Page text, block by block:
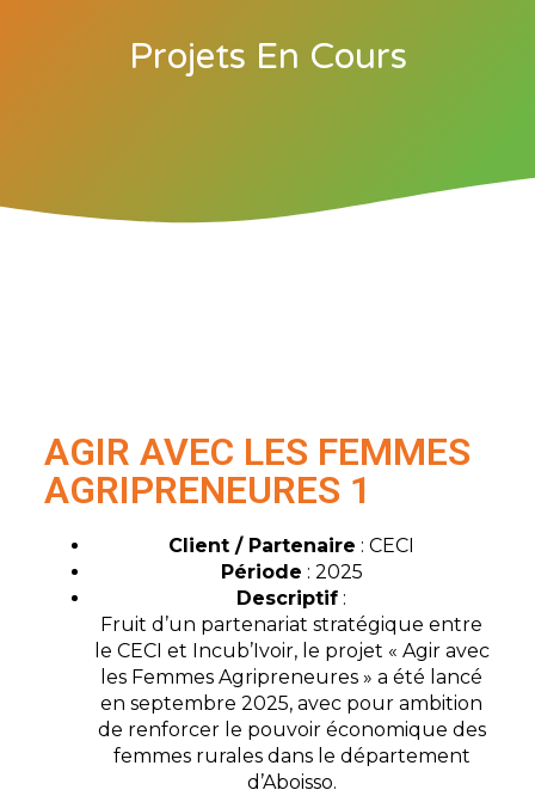
Projets En Cours
AGIR AVEC LES FEMMES
AGRIPRENEURES 1
Client / Partenaire : CECI
Période : 2025
Descriptif :
Fruit d’un partenariat stratégique entre
le CECI et Incub’Ivoir, le projet « Agir avec
les Femmes Agripreneures » a été lancé
en septembre 2025, avec pour ambition
de renforcer le pouvoir économique des
femmes rurales dans le département
d’Aboisso.